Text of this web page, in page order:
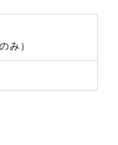
み）